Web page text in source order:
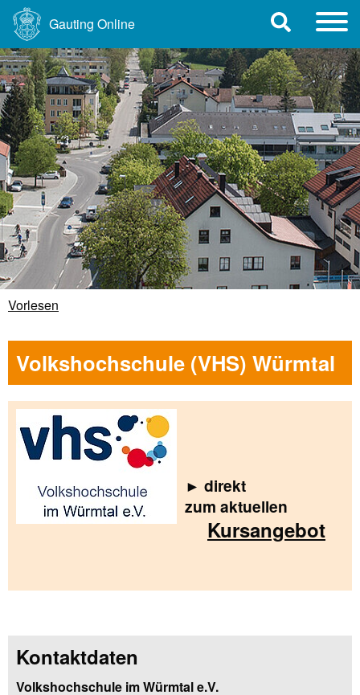
Gauting Online
Vorlesen
Volkshochschule (VHS) Würmtal
► direkt
zum aktuellen
Kursangebot
Kontaktdaten
Volkshochschule im Würmtal e.V.